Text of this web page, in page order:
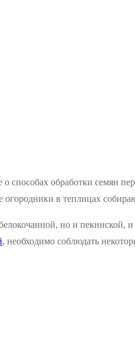
способах обработки семян
в теплицах
но и пекинской,
, необходимо соблюдать